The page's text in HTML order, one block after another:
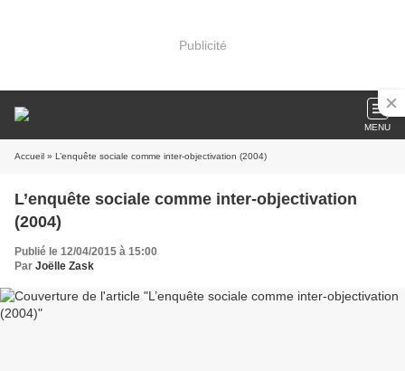
Publicité
MENU
Accueil » L’enquête sociale comme inter-objectivation (2004)
L’enquête sociale comme inter-objectivation
(2004)
Publié le 12/04/2015 à 15:00
Par Joëlle Zask